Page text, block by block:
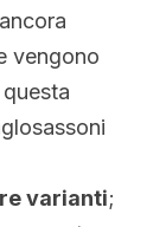
vengono
varianti;